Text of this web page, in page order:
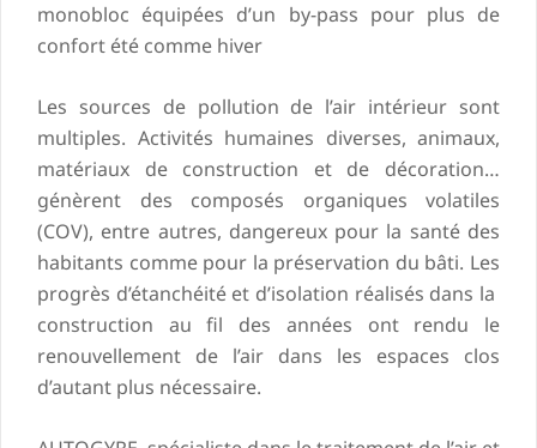
monobloc équipées d’un by-pass pour plus de
confort été comme hiver
Les sources de pollution de l’air intérieur sont
multiples. Activités humaines diverses, animaux,
matériaux de construction et de décoration…
génèrent des composés organiques volatiles
(COV), entre autres, dangereux pour la santé des
habitants comme pour la préservation du bâti. Les
progrès d’étanchéité et d’isolation réalisés dans la
construction au fil des années ont rendu le
renouvellement de l’air dans les espaces clos
d’autant plus nécessaire.